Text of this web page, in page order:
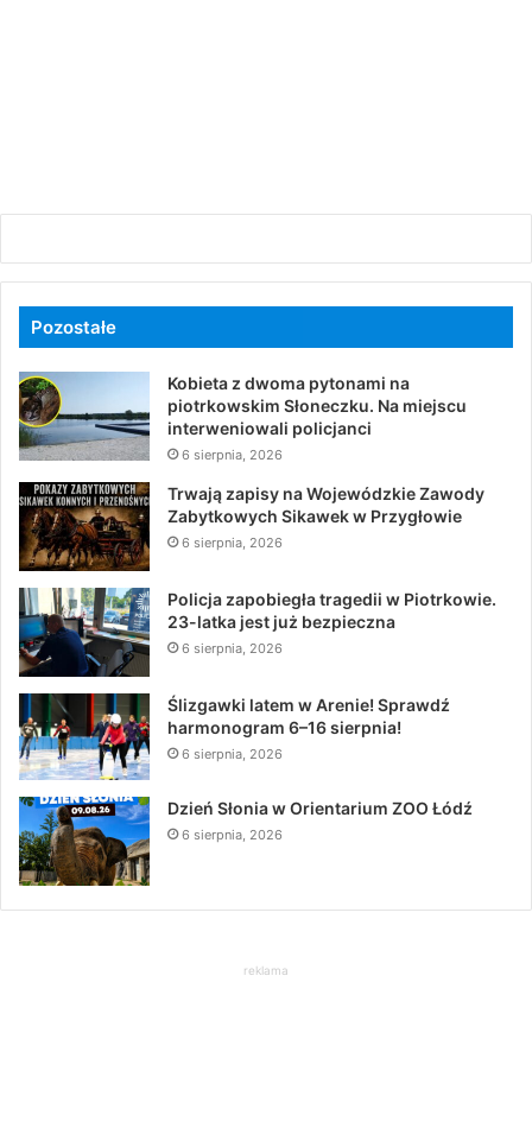
Pozostałe
Kobieta z dwoma pytonami na
piotrkowskim Słoneczku. Na miejscu
interweniowali policjanci
6 sierpnia, 2026
Trwają zapisy na Wojewódzkie Zawody
Zabytkowych Sikawek w Przygłowie
6 sierpnia, 2026
Policja zapobiegła tragedii w Piotrkowie.
23-latka jest już bezpieczna
6 sierpnia, 2026
Ślizgawki latem w Arenie! Sprawdź
harmonogram 6–16 sierpnia!
6 sierpnia, 2026
Dzień Słonia w Orientarium ZOO Łódź
6 sierpnia, 2026
reklama